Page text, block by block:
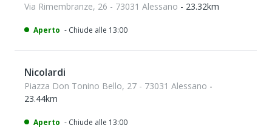
Via Rimembranze, 26 - 73031 Alessano - 23.32km
Aperto - Chiude alle 13:00
Nicolardi
Piazza Don Tonino Bello, 27 - 73031 Alessano -
23.44km
Aperto - Chiude alle 13:00